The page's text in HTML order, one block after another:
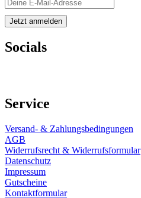
Socials
Service
Versand- & Zahlungsbedingungen
AGB
Widerrufsrecht & Widerrufsformular
Datenschutz
Impressum
Gutscheine
Kontaktformular